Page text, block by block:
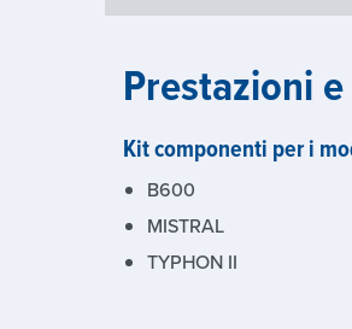
Prestazioni
Kit componenti per i
B600
MISTRAL
TYPHON II